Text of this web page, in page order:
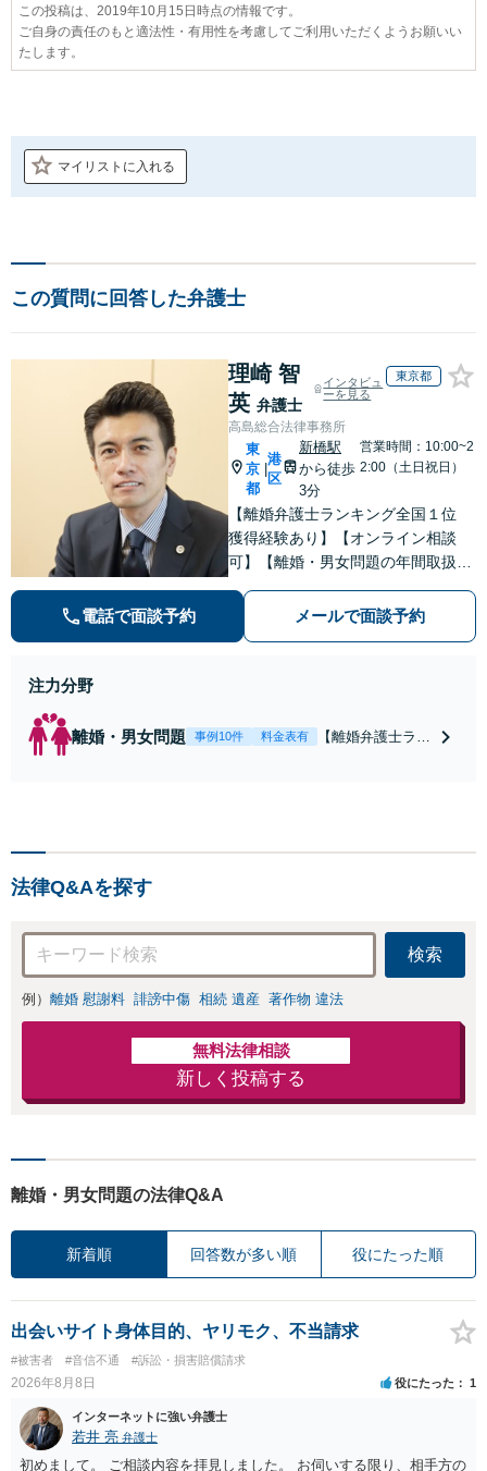
この投稿は、2019年10月15日時点の情報です。
ご自身の責任のもと適法性・有用性を考慮してご利用いただくようお願いい
たします。
マイリストに入れる
この質問に回答した弁護士
理崎 智
英 弁護士
インタビュ
ーを見る
東京都
高島総合法律事務所
東
京
都
港
区
新橋駅
から徒歩
3分
営業時間：10:00~2
2:00（土日祝日）
【離婚弁護士ランキング全国１位
獲得経験あり】【オンライン相談
可】【離婚・男女問題の年間取扱件
き寝入りしたくないという方は是非
ご相談ください。
電話で面談予約 メールで面談予約
注力分野
離婚・男女問題 事例10件 料金表有
【離婚弁護士ラン
で金銭的に満足で
きる解決を目指し
ます。
法律Q&Aを探す
検索
例） 離婚 慰謝料 誹謗中傷 相続 遺産 著作物 違法
無料法律相談
新しく投稿する
離婚・男女問題の法律Q&A
新着順 回答数が多い順 役にたった順
出会いサイト身体目的、ヤリモク、不当請求
#被害者 #音信不通 #訴訟・損害賠償請求
2026年8月8日 役にたった 1
インターネットに強い弁護士
若井 亮 弁護士
初めまして。 ご相談内容を拝見しました。 お伺いする限り、相手方の